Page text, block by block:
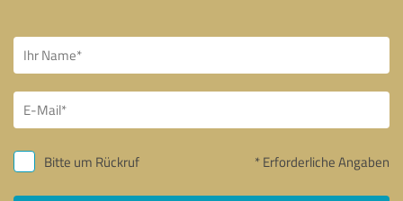
Bitte um Rückruf * Erforderliche Angaben